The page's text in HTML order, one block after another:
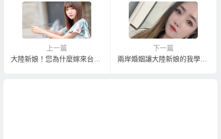
上一篇
下一篇
兩岸婚姻讓大陸新娘的我學會長大